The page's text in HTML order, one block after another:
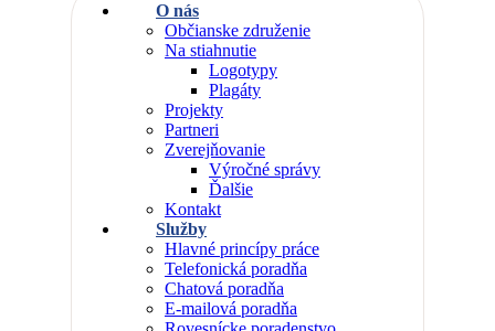
O nás
Občianske združenie
Na stiahnutie
Logotypy
Plagáty
Projekty
Partneri
Zverejňovanie
Výročné správy
Ďalšie
Kontakt
Služby
Hlavné princípy práce
Telefonická poradňa
Chatová poradňa
E-mailová poradňa